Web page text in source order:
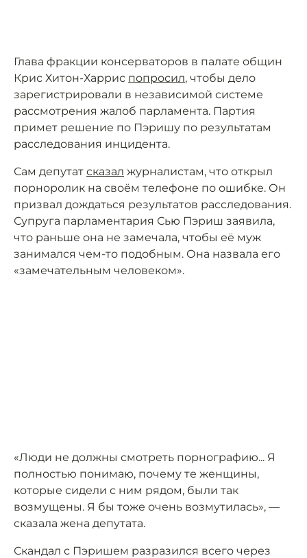
Глава фракции консерваторов в палате общин
Крис Хитон-Харрис попросил, чтобы дело
зарегистрировали в независимой системе
рассмотрения жалоб парламента. Партия
примет решение по Пэришу по результатам
расследования инцидента.
Сам депутат сказал журналистам, что открыл
порноролик на своём телефоне по ошибке. Он
призвал дождаться результатов расследования.
Супруга парламентария Сью Пэриш заявила,
что раньше она не замечала, чтобы её муж
занимался чем-то подобным. Она назвала его
«замечательным человеком».
«Люди не должны смотреть порнографию... Я
полностью понимаю, почему те женщины,
которые сидели с ним рядом, были так
возмущены. Я бы тоже очень возмутилась», —
сказала жена депутата.
Скандал с Пэришем разразился всего через